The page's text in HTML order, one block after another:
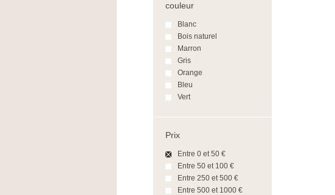
couleur
Blanc
Bois naturel
Marron
Gris
Orange
Bleu
Vert
Prix
Entre 0 et 50 €
Entre 50 et 100 €
Entre 250 et 500 €
Entre 500 et 1000 €